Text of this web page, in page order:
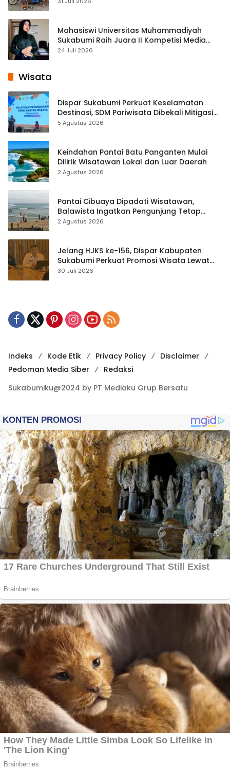
Mahasiswi Universitas Muhammadiyah
Sukabumi Raih Juara II Kompetisi Media
Pembelajaran Digital Tingkat Internasional
24 Juli 2026
Wisata
Dispar Sukabumi Perkuat Keselamatan
Destinasi, SDM Pariwisata Dibekali Mitigasi
hingga Teknik Evakuasi
5 Agustus 2026
Keindahan Pantai Batu Panganten Mulai
Dilirik Wisatawan Lokal dan Luar Daerah
2 Agustus 2026
Pantai Cibuaya Dipadati Wisatawan,
Balawista Ingatkan Pengunjung Tetap
Waspada
2 Agustus 2026
Jelang HJKS ke-156, Dispar Kabupaten
Sukabumi Perkuat Promosi Wisata Lewat
Publikasi Digital
30 Juli 2026
Indeks Kode Etik Privacy Policy
Disclaimer
Pedoman Media Siber
Redaksi
Sukabumiku@2024 by PT Mediaku Grup Bersatu